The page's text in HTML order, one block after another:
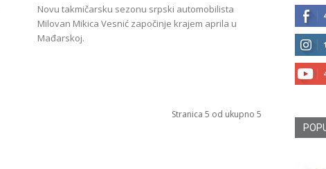
Novu takmičarsku sezonu srpski automobilista
Milovan Mikica Vesnić započinje krajem aprila u
Mađarskoj.
Stranica 5 od ukupno 5